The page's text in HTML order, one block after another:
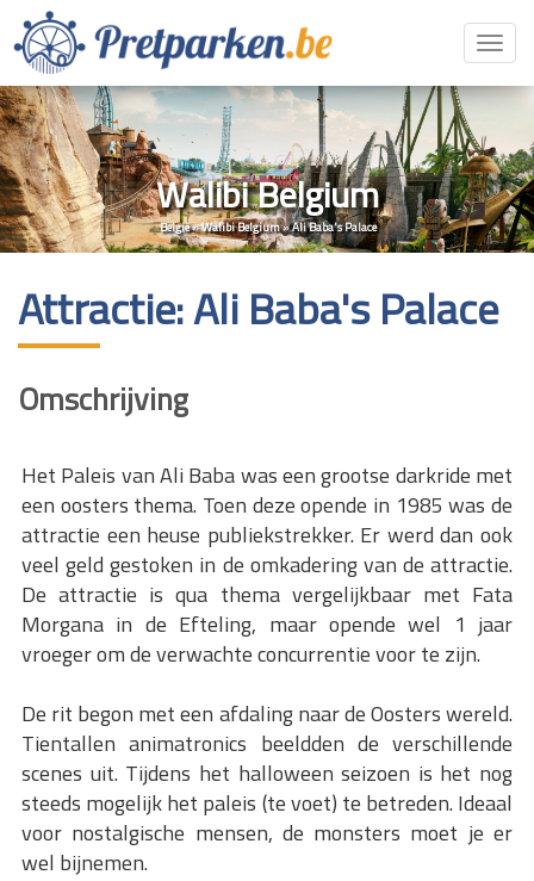
Walibi Belgium
België»Walibi Belgium»Ali Baba's Palace
Attractie: Ali Baba's Palace
Omschrijving
Het Paleis van Ali Baba was een grootse darkride met
een oosters thema. Toen deze opende in 1985 was de
attractie een heuse publiekstrekker. Er werd dan ook
veel geld gestoken in de omkadering van de attractie.
De attractie is qua thema vergelijkbaar met Fata
Morgana in de Efteling, maar opende wel 1 jaar
vroeger om de verwachte concurrentie voor te zijn.
De rit begon met een afdaling naar de Oosters wereld.
Tientallen animatronics beeldden de verschillende
scenes uit. Tijdens het halloween seizoen is het nog
steeds mogelijk het paleis (te voet) te betreden. Ideaal
voor nostalgische mensen, de monsters moet je er
wel bijnemen.